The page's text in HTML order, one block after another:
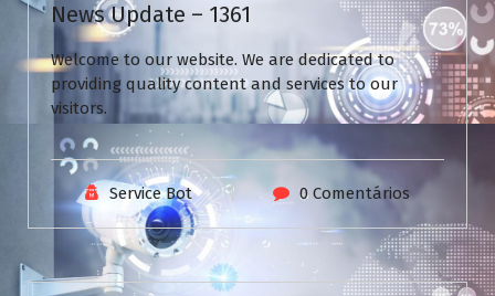
News Update – 1361
Welcome to our website. We are dedicated to
providing quality content and services to our
visitors.
Service Bot 0 Comentários
Uncategorized